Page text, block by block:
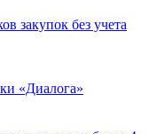
закупок без учета
«Диалога»